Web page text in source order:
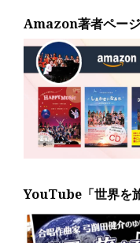
Amazon著者ページ
YouTube「世界を